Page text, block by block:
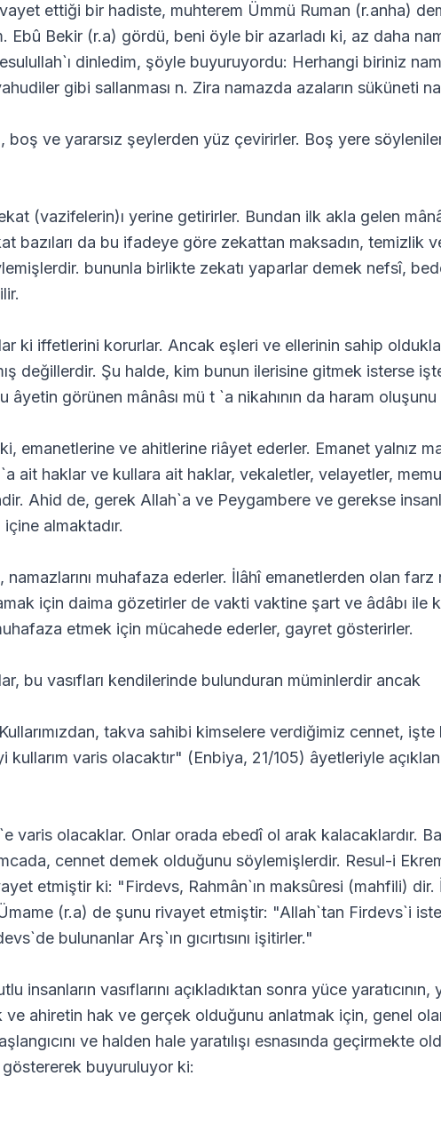
ettiği bir hadiste, muhterem Ümmü Ruman (r.anha)
Ebû Bekir (r.a) gördü, beni öyle bir azarladı ki, az daha
dinledim, şöyle buyuruyordu: Herhangi biriniz
gibi sallanması n. Zira namazda azaların süküneti
boş ve yararsız şeylerden yüz çevirirler. Boş yere
(vazifelerin)ı yerine getirirler. Bundan ilk akla gelen mânâ
bazıları da bu ifadeye göre zekattan maksadın, temizlik
bununla birlikte zekatı yaparlar demek nefsî,
ki iffetlerini korurlar. Ancak eşleri ve ellerinin sahip
değillerdir. Şu halde, kim bunun ilerisine gitmek isterse
âyetin görünen mânâsı mü t `a nikahının da haram
emanetlerine ve ahitlerine riâyet ederler. Emanet yalnız
ait haklar ve kullara ait haklar, vekaletler, velayetler,
Ahid de, gerek Allah`a ve Peygambere ve gerekse
almaktadır.
namazlarını muhafaza ederler. İlâhî emanetlerden olan farz
için daima gözetirler de vakti vaktine şart ve âdâbı ile
etmek için mücahede ederler, gayret gösterirler.
bu vasıfları kendilerinde bulunduran müminlerdir ancak
takva sahibi kimselere verdiğimiz cennet,
kullarım varis olacaktır" (Enbiya, 21/105) âyetleriyle
varis olacaklar. Onlar orada ebedî ol arak kalacaklardır.
cennet demek olduğunu söylemişlerdir. Resul-i
etmiştir ki: "Firdevs, Rahmân`ın maksûresi (mahfili)
(r.a) de şunu rivayet etmiştir: "Allah`tan Firdevs`i
bulunanlar Arş`ın gıcırtısını işitirler."
insanların vasıflarını açıkladıktan sonra yüce yaratıcının,
ve ahiretin hak ve gerçek olduğunu anlatmak için, genel
ve halden hale yaratılışı esnasında geçirmekte
buyuruluyor ki: